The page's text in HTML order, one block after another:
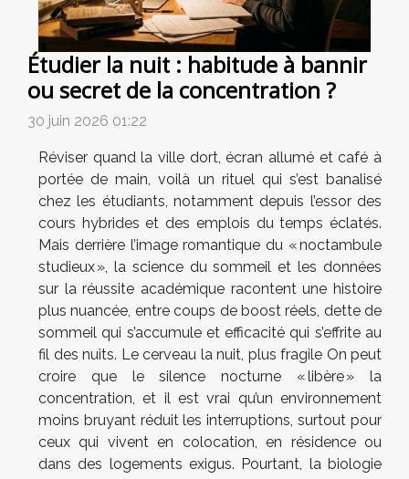
Étudier la nuit : habitude à bannir
ou secret de la concentration ?
30 juin 2026 01:22
Réviser quand la ville dort, écran allumé et café à
portée de main, voilà un rituel qui s’est banalisé
chez les étudiants, notamment depuis l’essor des
cours hybrides et des emplois du temps éclatés.
Mais derrière l’image romantique du « noctambule
studieux », la science du sommeil et les données
sur la réussite académique racontent une histoire
plus nuancée, entre coups de boost réels, dette de
sommeil qui s’accumule et efficacité qui s’effrite au
fil des nuits. Le cerveau la nuit, plus fragile On peut
croire que le silence nocturne « libère » la
concentration, et il est vrai qu’un environnement
moins bruyant réduit les interruptions, surtout pour
ceux qui vivent en colocation, en résidence ou
dans des logements exigus. Pourtant, la biologie